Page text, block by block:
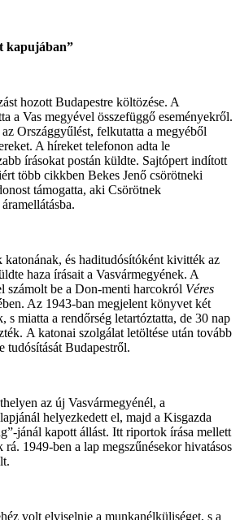
kapujában”
hozott Budapestre költözése. A
a Vas megyével összefüggő eseményekről.
Országgyűlést, felkutatta a megyéből
A híreket telefonon adta le
írásokat postán küldte. Sajtópert indított
több cikkben Bekes Jenő csörötneki
támogatta, aki Csörötnek
katonának, és haditudósítóként kivitték az
haza írásait a Vasvármegyének. A
számolt be a Don-menti harcokról Véres
Az 1943-ban megjelent könyvet két
s miatta a rendőrség letartóztatta, de 30 nap
A katonai szolgálat letöltése után tovább
tudósítását Budapestről.
az új Vasvármegyénél, a
helyezkedett el, majd a Kisgazda
jánál kapott állást. Itt riportok írása mellett
rá. 1949-ben a lap megszűnésekor hivatásos
volt elviselnie a munkanélküliséget, s a